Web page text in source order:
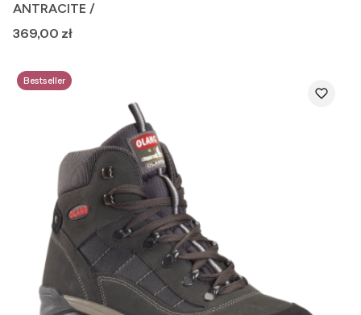
ANTRACITE /
Cena
369,00 zł
Bestseller